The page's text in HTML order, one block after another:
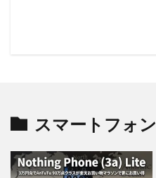
スマートフォン